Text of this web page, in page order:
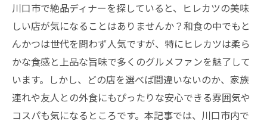
川口市で絶品ディナーを探していると、ヒレカツの美味
しい店が気になることはありませんか？和食の中でもと
んかつは世代を問わず人気ですが、特にヒレカツは柔ら
かな食感と上品な旨味で多くのグルメファンを魅了して
います。しかし、どの店を選べば間違いないのか、家族
連れや友人との外食にもぴったりな安心できる雰囲気や
コスパも気になるところです。本記事では、川口市内で